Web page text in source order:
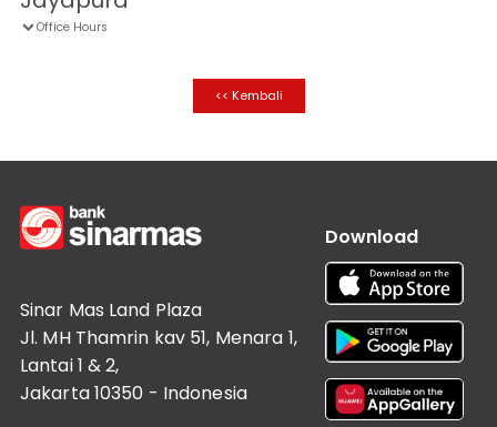
Personal
Teman
Layanan
Hubungan
Investor
Karir
|
Office Hours
<< Kembali
Sinar Mas Land Plaza
Jl. MH Thamrin kav 51, Menara 1,
Lantai 1 & 2,
Jakarta 10350 - Indonesia
Download